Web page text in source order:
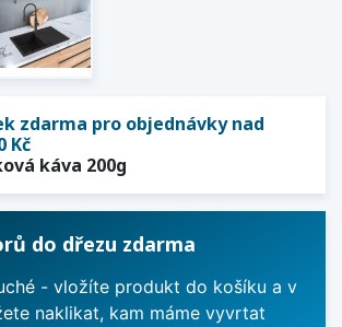
zdarma pro objednávky nad
Kč
káva 200g
do dřezu zdarma
- vložíte produkt do košíku a v
naklikat, kam máme vyvrtat